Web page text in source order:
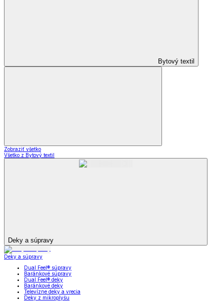
Bytový textil
Zobraziť všetko
Všetko z Bytový textil
Deky a súpravy
Deky a súpravy
Dual Feel® súpravy
Baránkové súpravy
Dual Feel® deky
Baránkové deky
Televízne deky a vrecia
Deky z mikroplyšu